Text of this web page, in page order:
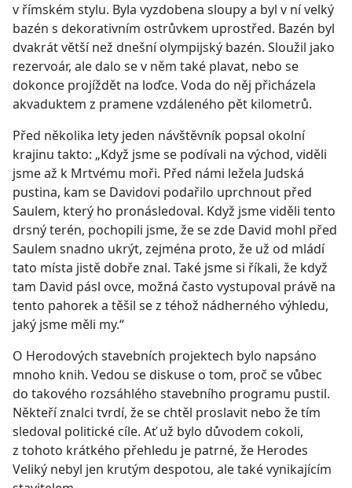
v římském stylu. Byla vyzdobena sloupy a byl v ní velký
bazén s dekorativním ostrůvkem uprostřed. Bazén byl
dvakrát větší než dnešní olympijský bazén. Sloužil jako
rezervoár, ale dalo se v něm také plavat, nebo se
dokonce projíždět na loďce. Voda do něj přicházela
akvaduktem z pramene vzdáleného pět kilometrů.
Před několika lety jeden návštěvník popsal okolní
krajinu takto: „Když jsme se podívali na východ, viděli
jsme až k Mrtvému moři. Před námi ležela Judská
pustina, kam se Davidovi podařilo uprchnout před
Saulem, který ho pronásledoval. Když jsme viděli tento
drsný terén, pochopili jsme, že se zde David mohl před
Saulem snadno ukrýt, zejména proto, že už od mládí
tato místa jistě dobře znal. Také jsme si říkali, že když
tam David pásl ovce, možná často vystupoval právě na
tento pahorek a těšil se z téhož nádherného výhledu,
jaký jsme měli my.“
O Herodových stavebních projektech bylo napsáno
mnoho knih. Vedou se diskuse o tom, proč se vůbec
do takového rozsáhlého stavebního programu pustil.
Někteří znalci tvrdí, že se chtěl proslavit nebo že tím
sledoval politické cíle. Ať už bylo důvodem cokoli,
z tohoto krátkého přehledu je patrné, že Herodes
Veliký nebyl jen krutým despotou, ale také vynikajícím